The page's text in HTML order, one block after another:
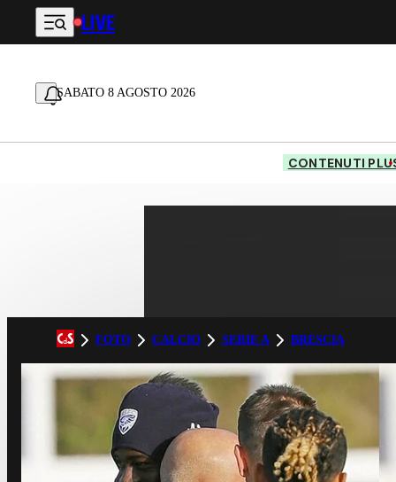
Vai al contenuto principale
LIVE
SABATO 8 AGOSTO 2026
CONTENUTI
FOTO CALCIO SERIE A BRESCIA